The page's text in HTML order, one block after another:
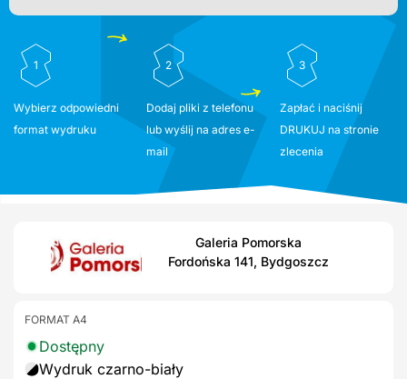
1
Wybierz odpowiedni
format wydruku
2
Dodaj pliki z telefonu
lub wyślij na adres e-
mail
3
Zapłać i naciśnij
DRUKUJ na stronie
zlecenia
Galeria Pomorska
Fordońska 141, Bydgoszcz
FORMAT A4
Dostępny
Wydruk czarno-biały